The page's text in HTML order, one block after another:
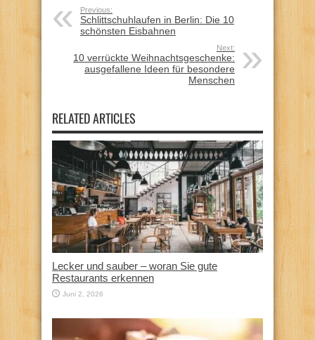
Previous:
Schlittschuhlaufen in Berlin: Die 10
schönsten Eisbahnen
Next:
10 verrückte Weihnachtsgeschenke:
ausgefallene Ideen für besondere
Menschen
RELATED ARTICLES
Lecker und sauber – woran Sie gute
Restaurants erkennen
Juni 2, 2026